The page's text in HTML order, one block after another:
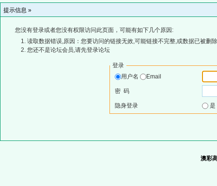
提示信息 »
您没有登录或者您没有权限访问此页面，可能有如下几个原因:
读取数据错误,原因：您要访问的链接无效,可能链接不完整,或数据已被删
您还不是论坛会员,请先登录论坛
登录
用户名
Email
密 码
隐身登录
澳彩